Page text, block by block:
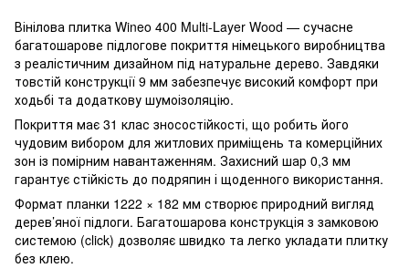
Вінілова плитка Wineo 400 Multi-Layer Wood — сучасне
багатошарове підлогове покриття німецького виробництва
з реалістичним дизайном під натуральне дерево. Завдяки
товстій конструкції 9 мм забезпечує високий комфорт при
ходьбі та додаткову шумоізоляцію.
Покриття має 31 клас зносостійкості, що робить його
чудовим вибором для житлових приміщень та комерційних
зон із помірним навантаженням. Захисний шар 0,3 мм
гарантує стійкість до подряпин і щоденного використання.
Формат планки 1222 × 182 мм створює природний вигляд
дерев’яної підлоги. Багатошарова конструкція з замковою
системою (click) дозволяє швидко та легко укладати плитку
без клею.